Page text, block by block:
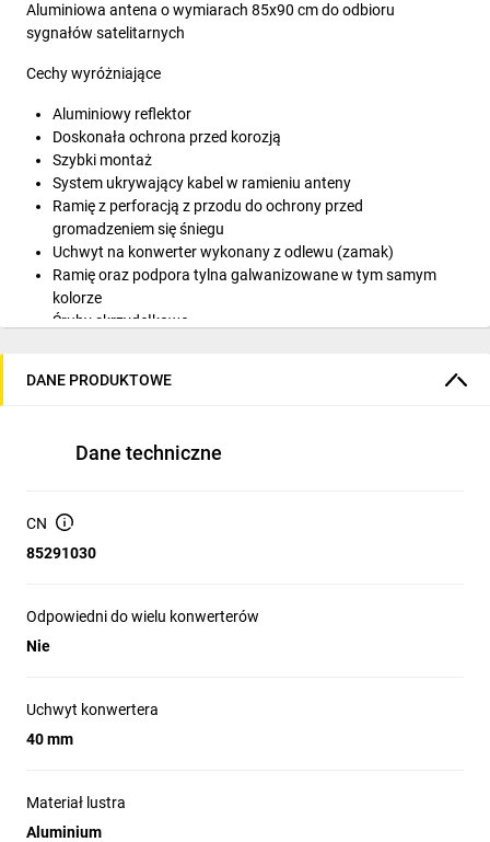
Aluminiowa antena o wymiarach 85x90 cm do odbioru
sygnałów satelitarnych
Cechy wyróżniające
Aluminiowy reflektor
Doskonała ochrona przed korozją
Szybki montaż
System ukrywający kabel w ramieniu anteny
Ramię z perforacją z przodu do ochrony przed
gromadzeniem się śniegu
Uchwyt na konwerter wykonany z odlewu (zamak)
Ramię oraz podpora tylna galwanizowane w tym samym
kolorze
Śruby skrzydełkowe
Dane fizyczne
DANE PRODUKTOWE
Dane techniczne
CN
85291030
Odpowiedni do wielu konwerterów
Nie
Uchwyt konwertera
40 mm
Materiał lustra
Aluminium